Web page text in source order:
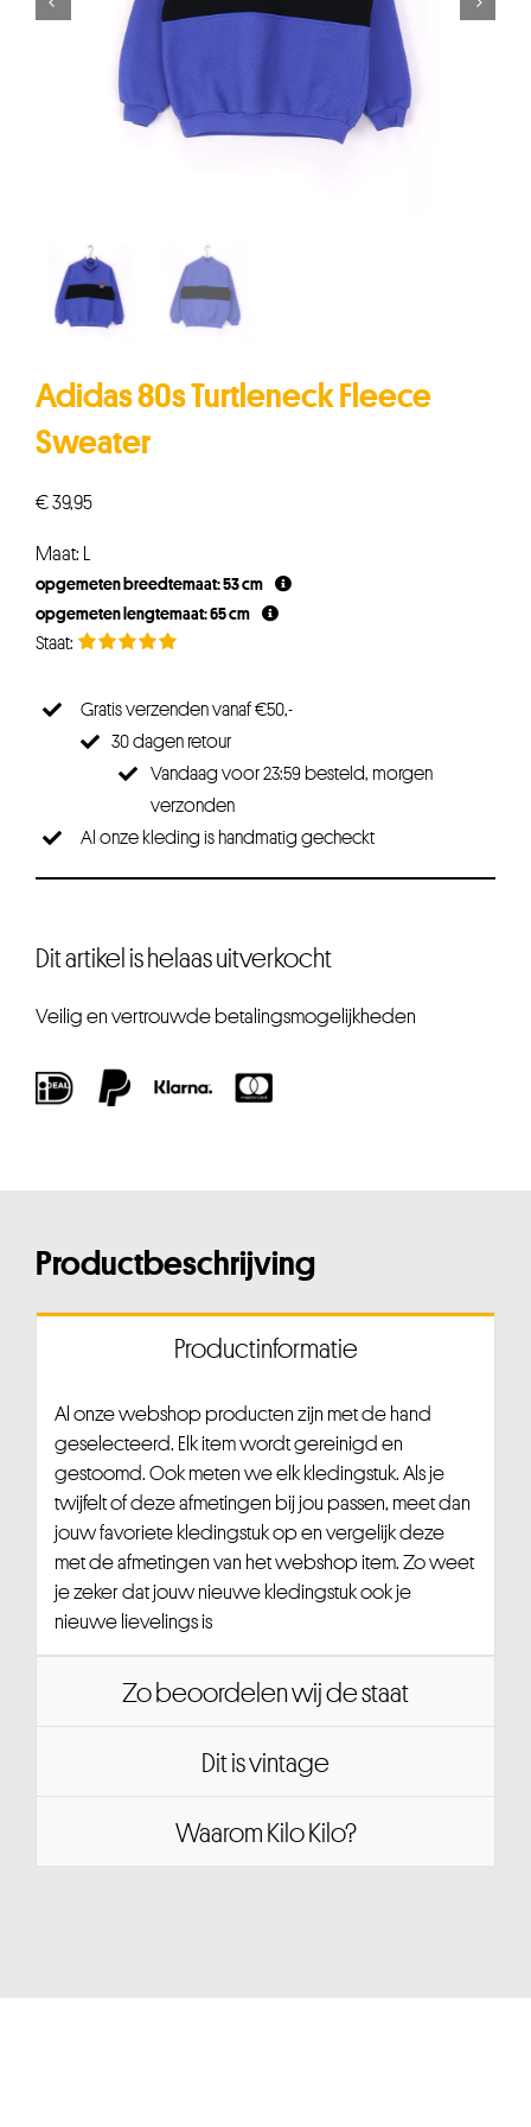
Adidas 80s Turtleneck Fleece
Sweater
€39,95
Maat: L
opgemeten breedtemaat: 53 cm
opgemeten lengtemaat: 65 cm
Gratis verzenden vanaf €50,-
30 dagen retour
Vandaag voor 23:59 besteld, morgen
verzonden
Al onze kleding is handmatig gecheckt
Dit artikel is helaas uitverkocht
Veilig en vertrouwde betalingsmogelijkheden
Productbeschrijving
Productinformatie
Al onze webshop producten zijn met de hand
geselecteerd. Elk item wordt gereinigd en
gestoomd. Ook meten we elk kledingstuk. Als je
twijfelt of deze afmetingen bij jou passen, meet dan
jouw favoriete kledingstuk op en vergelijk deze
met de afmetingen van het webshop item. Zo weet
je zeker dat jouw nieuwe kledingstuk ook je
nieuwe lievelings is
Zo beoordelen wij de staat
Dit is vintage
Waarom Kilo Kilo?